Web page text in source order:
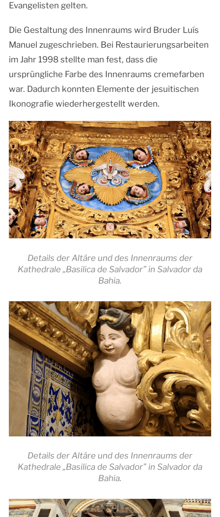
Evangelisten gelten.
Die Gestaltung des Innenraums wird Bruder Luís
Manuel zugeschrieben. Bei Restaurierungsarbeiten
im Jahr 1998 stellte man fest, dass die
ursprüngliche Farbe des Innenraums cremefarben
war. Dadurch konnten Elemente der jesuitischen
Ikonografie wiederhergestellt werden.
Details der Altäre und des Innenraums der
Kathedrale „Basilica de Salvador” in Salvador da
Bahia.
Details der Altäre und des Innenraums der
Kathedrale „Basilica de Salvador” in Salvador da
Bahia.